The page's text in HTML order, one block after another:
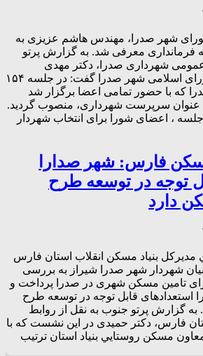
شهر صدرا، مهندس هاشم عزیزی به
فرمانداری معرفی شد. به گزارش پرتو
شهرداری صدرا، دکتر مهدی
کشاورزی سخنگوی شورای اسلامی شهر صدرا گفت: در جلسه ۱۵۴
که با حضور تمامی اعضا برگزار شد
عنوان سرپرست شهرداری، منصوب گردید.
، اعضای شورا برای انتخاب شهردار
فارس: شهر صدارا
توجه در توسعه طرح
دارد
مديرکل بنياد مسکن انقلاب استان فارس
شهردار شهر صدرا شيراز به بررسی
تامین مسکن شهری در صدرا پرداخت و
استعدادهای قابل توجه در توسعه طرح
گزارش پرتو جنوب به نقل از روابط
فارس، دکتر حمیدی در این نشست که با
مسکن روستايي بنياد استان ترتیب